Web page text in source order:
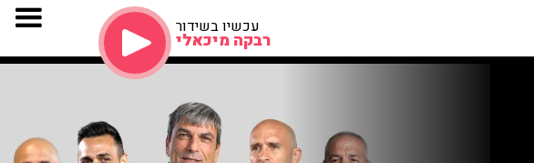
עכשיו בשידור
רבקה מיכאלי